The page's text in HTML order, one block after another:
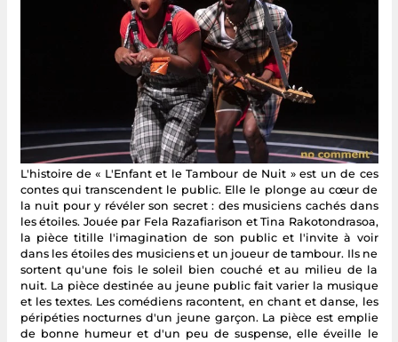
L'histoire de « L'Enfant et le Tambour de Nuit » est un de ces
contes qui transcendent le public. Elle le plonge au cœur de
la nuit pour y révéler son secret : des musiciens cachés dans
les étoiles. Jouée par Fela Razafiarison et Tina Rakotondrasoa,
la pièce titille l'imagination de son public et l'invite à voir
dans les étoiles des musiciens et un joueur de tambour. Ils ne
sortent qu'une fois le soleil bien couché et au milieu de la
nuit. La pièce destinée au jeune public fait varier la musique
et les textes. Les comédiens racontent, en chant et danse, les
péripéties nocturnes d'un jeune garçon. La pièce est emplie
de bonne humeur et d'un peu de suspense, elle éveille le